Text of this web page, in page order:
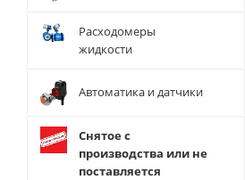
Расходомеры
жидкости
Автоматика и датчики
Снятое с
производства или не
поставляется